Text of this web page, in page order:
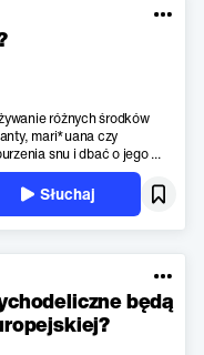
różnych środków
mari*uana czy
snu i dbać o jego ...
Słuchaj
będą